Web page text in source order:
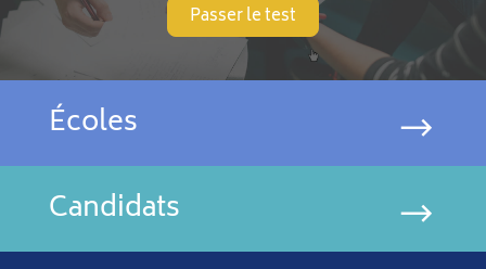
Passer le test
Écoles
Candidats